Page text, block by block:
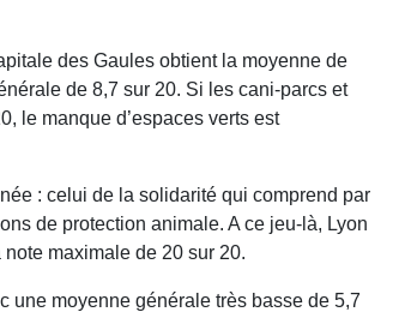
des Gaules obtient la moyenne de
de 8,7 sur 20. Si les cani-parcs et
le manque d’espaces verts est
: celui de la solidarité qui comprend par
de protection animale. A ce jeu-là, Lyon
maximale de 20 sur 20.
une moyenne générale très basse de 5,7